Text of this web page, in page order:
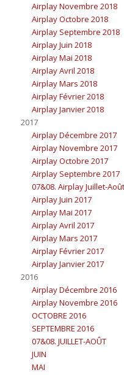
Airplay Novembre 2018
Airplay Octobre 2018
Airplay Septembre 2018
Airplay Juin 2018
Airplay Mai 2018
Airplay Avril 2018
Airplay Mars 2018
Airplay Février 2018
Airplay Janvier 2018
2017
Airplay Décembre 2017
Airplay Novembre 2017
Airplay Octobre 2017
Airplay Septembre 2017
07&08. Airplay Juillet-
Airplay Juin 2017
Airplay Mai 2017
Airplay Avril 2017
Airplay Mars 2017
Airplay Février 2017
Airplay Janvier 2017
2016
Airplay Décembre 2016
Airplay Novembre 2016
OCTOBRE 2016
SEPTEMBRE 2016
07&08. JUILLET-AOÛT
JUIN
MAI